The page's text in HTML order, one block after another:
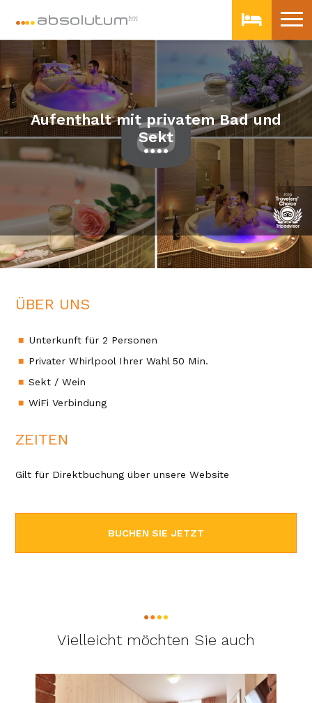
Aufenthalt mit privatem Bad und
Sekt
ÜBER UNS
Unterkunft für 2 Personen
Privater Whirlpool Ihrer Wahl 50 Min.
Sekt / Wein
WiFi Verbindung
ZEITEN
Gilt für Direktbuchung über unsere Website
BUCHEN SIE JETZT
Vielleicht möchten Sie auch